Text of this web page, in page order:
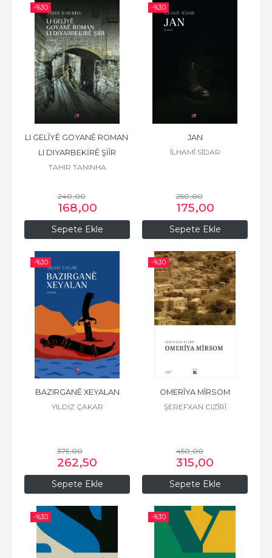
-%30
Sepete Ekle
LI GELÎYÊ GOYANÊ ROMAN
LI DIYARBEKİRÊ ŞİÎR
TAHIR TANINHA
240,00
168,00
-%30
Sepete Ekle
JAN
ÎLHAMÎ SÎDAR
250,00
175,00
-%30
Sepete Ekle
BAZIRGANÊ XEYALAN
YILDIZ ÇAKAR
375,00
262,50
-%30
Sepete Ekle
OMERÎYA MÎRSOM
ŞEREFXAN CIZÎRÎ
450,00
315,00
-%30 -%30